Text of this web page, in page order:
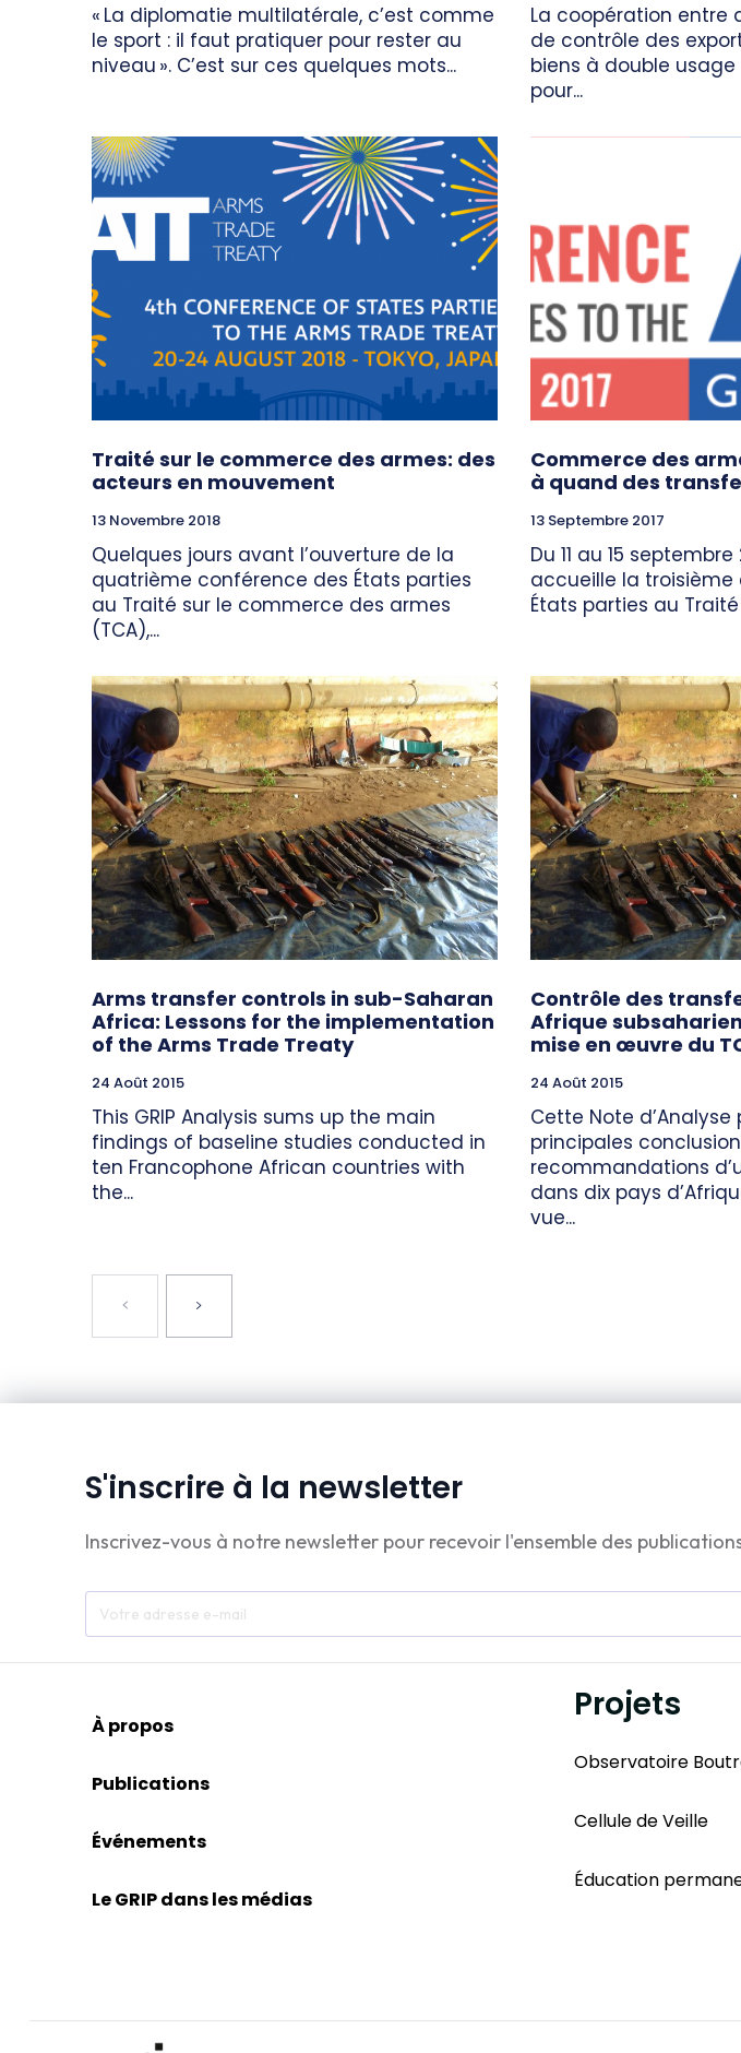
« La diplomatie multilatérale, c’est comme
le sport : il faut pratiquer pour rester au
niveau ». C’est sur ces quelques mots...
La coopération entre
de contrôle des
biens à double
pour...
Traité sur le commerce des armes: des
acteurs en mouvement
13 Novembre 2018
Quelques jours avant l’ouverture de la
quatrième conférence des États parties
au Traité sur le commerce des armes
(TCA),...
Commerce des
à quand des
13 Septembre 2017
Du 11 au 15 septembre
accueille la
États parties au
Arms transfer controls in sub-Saharan
Africa: Lessons for the implementation
of the Arms Trade Treaty
24 Août 2015
This GRIP Analysis sums up the main
findings of baseline studies conducted in
ten Francophone African countries with
the...
Contrôle des
Afrique
mise en œuvre du
24 Août 2015
Cette Note d’Analyse
principales
recommandations
dans dix pays
vue...
S'inscrire à la newsletter
Inscrivez-vous à notre newsletter pour recevoir l'ensemble des
À propos
Publications
Événements
Le GRIP dans les médias
Projets
Observatoire
Cellule de Veille
Éducation